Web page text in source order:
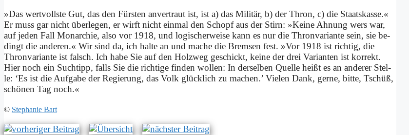
»Das wert­voll­ste Gut, das den Für­sten an­ver­traut ist, ist a) das Mi­li­tär, b) der Thron, c) die Staats­kas­se.«
Er muss gar nicht über­le­gen, er wirft nicht ein­mal den Schopf aus der Stirn: »Kei­ne Ah­nung wers war,
auf je­den Fall Mon­ar­chie, al­so vor 1918, und logischer­weise kann es nur die Thron­va­ri­an­te sein, sie be­
dingt die an­de­ren.« Wir sind da, ich hal­te an und ma­che die Brem­sen fest. »Vor 1918 ist rich­tig, die
Thron­va­ri­an­te ist falsch. Ich ha­be Sie auf den Holz­weg ge­schickt, kei­ne der drei Va­ri­an­ten ist kor­rekt.
Hier noch ein Such­tipp, falls Sie die rich­ti­ge fin­den wol­len: In der­sel­ben Quel­le heißt es an an­de­rer Stel­
le: ‘Es ist die Auf­ga­be der Re­gie­rung, das Volk glück­lich zu ma­chen.’ Vie­len Dank, ger­ne, bit­te, Tschüß,
schö­nen Tag noch.«
© Ste­pha­nie Bart